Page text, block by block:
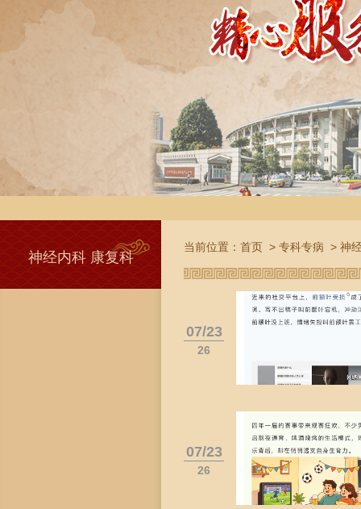
神经内科 康复科
当前位置： 首页 > 专科专病 > 神
07/23
26
07/23
26